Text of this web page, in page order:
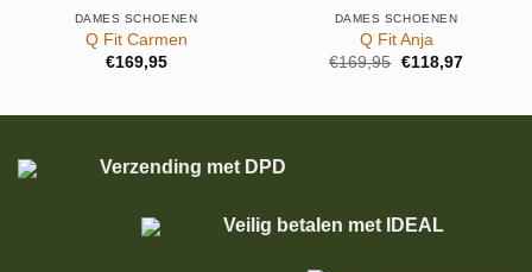
DAMES SCHOENEN
Q Fit Carmen
€169,95
DAMES SCHOENEN
Q Fit Anja
€169,95 Oorspronkelijke
€118,97Huidige
Verzending met DPD
Veilig betalen met IDEAL